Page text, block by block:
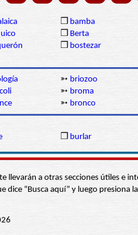
❒ bamba
❒ Berta
❒ bostezar
➳ briozoo
➳ broma
➳ bronco
❒ burlar
llevarán a otras secciones útiles e
dice “Busca aquí” y luego